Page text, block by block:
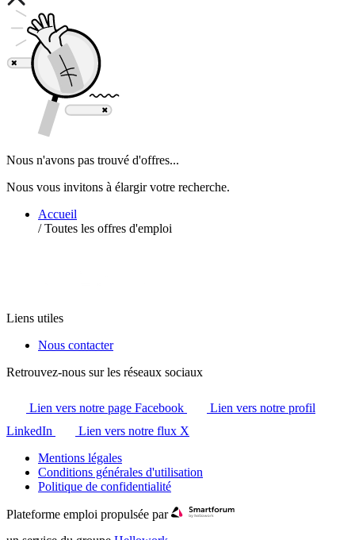
Nous n'avons pas trouvé d'offres...
Nous vous invitons à élargir votre recherche.
Accueil
/ Toutes les offres d'emploi
Liens utiles
Nous contacter
Retrouvez-nous sur les réseaux sociaux
Lien vers notre page Facebook
Lien vers notre profil
LinkedIn
Lien vers notre flux X
Mentions légales
Conditions générales d'utilisation
Politique de confidentialité
Plateforme emploi propulsée par